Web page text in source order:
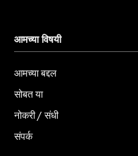
आमच्या विषयी
आमच्या बद्दल
सोबत या
नोकरी / संधी
संपर्क